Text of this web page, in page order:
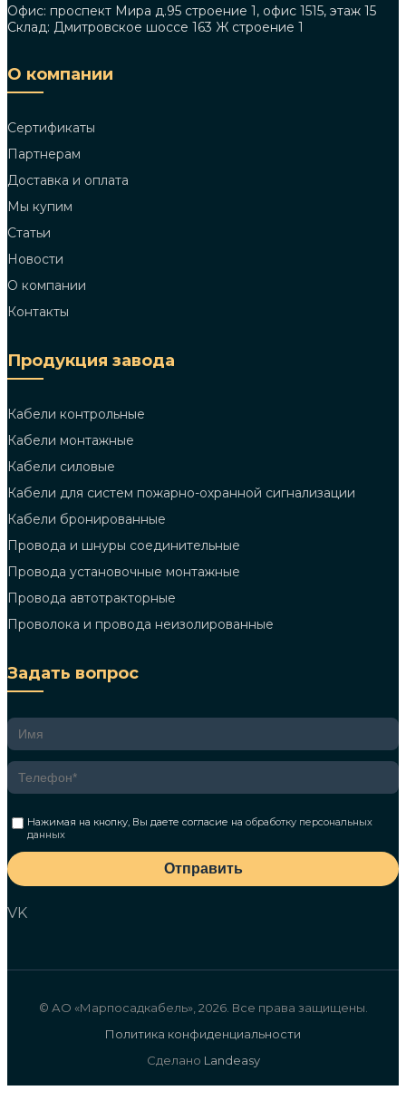
Офис: проспект Мира д.95 строение 1, офис 1515, этаж 15
Склад: Дмитровское шоссе 163 Ж строение 1
О компании
Сертификаты
Партнерам
Доставка и оплата
Мы купим
Статьи
Новости
О компании
Контакты
Продукция завода
Кабели контрольные
Кабели монтажные
Кабели силовые
Кабели для систем пожарно-охранной сигнализации
Кабели бронированные
Провода и шнуры соединительные
Провода установочные монтажные
Провода автотракторные
Проволока и провода неизолированные
Задать вопрос
Нажимая на кнопку, Вы даете согласие наобработку персональных
данных
Отправить
VK
© АО «Марпосадкабель», 2026. Все права защищены.
Политика конфиденциальности
Сделано Landeasy